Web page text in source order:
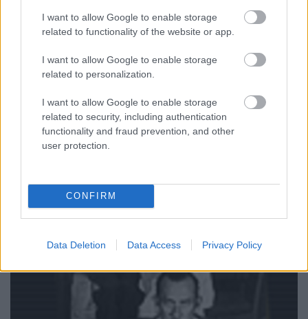
I want to allow Google to enable storage
related to functionality of the website or app.
I want to allow Google to enable storage
related to personalization.
I want to allow Google to enable storage
related to security, including authentication
functionality and fraud prevention, and other
user protection.
CONFIRM
Data Deletion Data Access Privacy Policy
Fülszöveg: “Ülni Niccoli hófehér abrosszal leterített
kristálypoharakból és hallgatni, amint a mester
Brunelleschiről mesél, vagy a többi
a nagyobb filozófus vagy Arisztotelész, aztán…